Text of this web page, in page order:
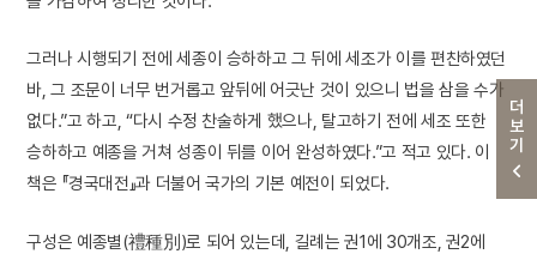
더보기
그러나 시행되기 전에 세종이 승하하고 그 뒤에 세조가 이를 편찬하였던
바, 그 조문이 너무 번거롭고 앞뒤에 어긋난 것이 있으니 법을 삼을 수가
없다.”고 하고, “다시 수정 찬술하게 했으나, 탈고하기 전에 세조 또한
승하하고 예종을 거쳐 성종이 뒤를 이어 완성하였다.”고 적고 있다. 이
책은 『경국대전』과 더불어 국가의 기본 예전이 되었다.
구성은 예종별(禮種別)로 되어 있는데, 길례는 권1에 30개조, 권2에